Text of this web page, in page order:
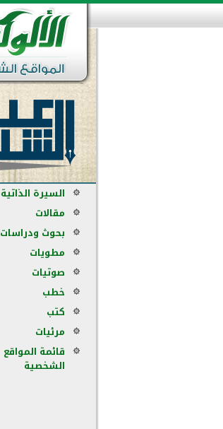
السيرة الذاتية
مقالات
بحوث ودراسات
مطويات
صوتيات
خطب
كتب
مرئيات
قائمة المواقع
الشخصية